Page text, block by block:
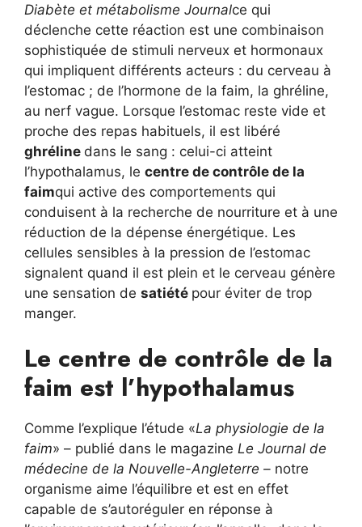
Diabète et métabolisme Journalce qui
déclenche cette réaction est une combinaison
sophistiquée de stimuli nerveux et hormonaux
qui impliquent différents acteurs : du cerveau à
l’estomac ; de l’hormone de la faim, la ghréline,
au nerf vague. Lorsque l’estomac reste vide et
proche des repas habituels, il est libéré
ghréline dans le sang : celui-ci atteint
l’hypothalamus, le centre de contrôle de la
faimqui active des comportements qui
conduisent à la recherche de nourriture et à une
réduction de la dépense énergétique. Les
cellules sensibles à la pression de l’estomac
signalent quand il est plein et le cerveau génère
une sensation de satiété pour éviter de trop
manger.
Le centre de contrôle de la
faim est l’hypothalamus
Comme l’explique l’étude «La physiologie de la
faim» – publié dans le magazine Le Journal de
médecine de la Nouvelle-Angleterre – notre
organisme aime l’équilibre et est en effet
capable de s’autoréguler en réponse à